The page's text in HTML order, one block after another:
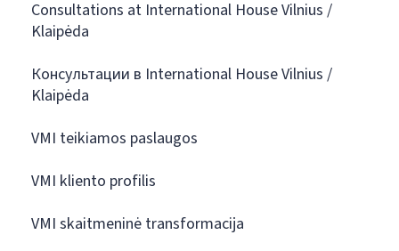
Consultations at International House Vilnius /
Klaipėda
Консультации в International House Vilnius /
Klaipėda
VMI teikiamos paslaugos
VMI kliento profilis
VMI skaitmeninė transformacija